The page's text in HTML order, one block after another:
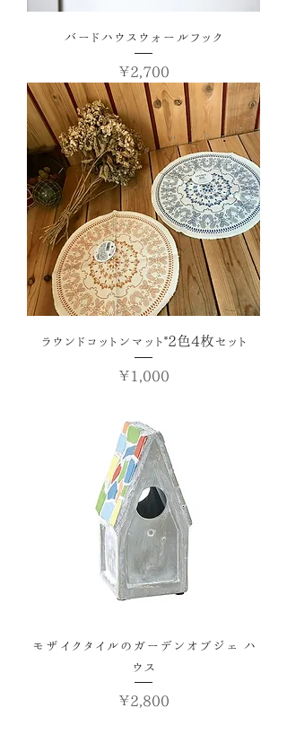
バードハウスウォールフック
価格
￥2,700
ラウンドコットンマット*2色4枚セット
価格
￥1,000
モザイクタイルのガーデンオブジェ ハ
ウス
価格
￥2,800